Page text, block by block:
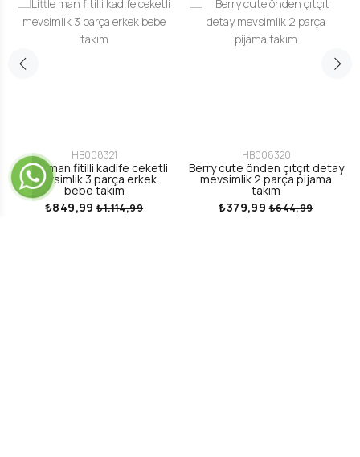
HB008321
Little man fitilli kadife ceketli
mevsimlik 3 parça erkek
bebe takım
₺849,99₺1.114,99
HB008320
Berry cute önden çıtçıt detay
mevsimlik 2 parça pijama
takım
₺379,99₺644,99